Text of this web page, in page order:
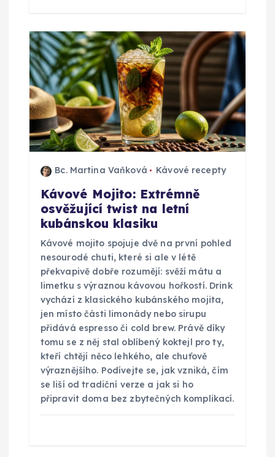
k
Bc. Martina Vaňková Kávové recepty
Kávové Mojito: Extrémně
osvěžující twist na letní
kubánskou klasiku
Kávové mojito spojuje dvě na první pohled
nesourodé chuti, které si ale v létě
překvapivě dobře rozumějí: svěží mátu a
limetku s výraznou kávovou hořkostí. Drink
vychází z klasického kubánského mojita,
jen místo části limonády nebo sirupu
přidává espresso či cold brew. Právě díky
tomu se z něj stal oblíbený koktejl pro ty,
kteří chtějí něco lehkého, ale chuťově
výraznějšího. Podívejte se, jak vzniká, čím
se liší od tradiční verze a jak si ho
připravit doma bez zbytečných komplikací.